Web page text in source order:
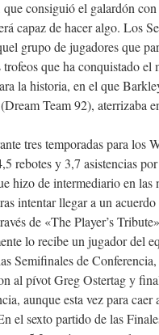
que consiguió el galardón
capaz de hacer algo. Los
grupo de jugadores que
que ha conquistado el
la historia, en el que
Team 92), aterrizaba
tres temporadas para los
rebotes y 3,7 asistencias
hizo de intermediario en
intentar llegar a un
de «The Player’s
lo recibe un jugador del
Semifinales de
al pívot Greg Ostertag y
aunque esta vez para
el sexto partido de las